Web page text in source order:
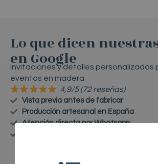
Lo que dicen
en Google
Invitaciones y detalles personalizados
eventos en madera
4,9/5 (72 reseñas)
Vista previa antes de fabricar
Producción artesanal en España
Atención directa por Whatsapp